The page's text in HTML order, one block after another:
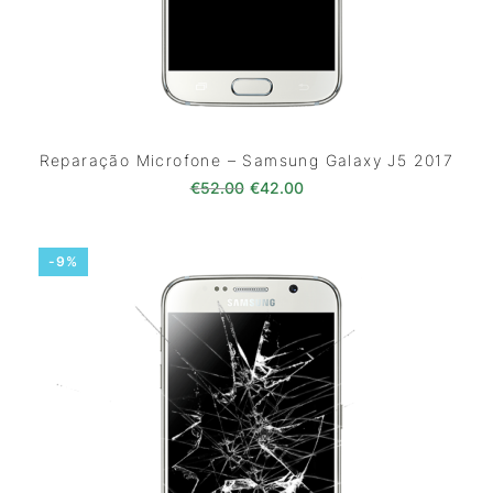
Reparação Microfone – Samsung Galaxy J5 2017
€52.00 O preço original era: €52.00.
€42.00O preço atual é:
-9%